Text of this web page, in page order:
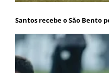
Santos recebe o São Bento